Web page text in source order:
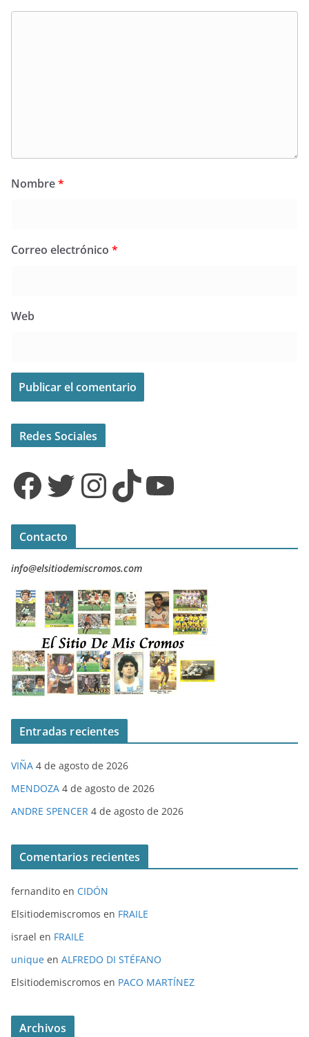
Nombre*
Correo electrónico *
Web
Redes Sociales
Facebook Twitter InstagramTikTok YouTube
Contacto
info@elsitiodemiscromos.com
Entradas recientes
VIÑA 4 de agosto de 2026
MENDOZA 4 de agosto de 2026
ANDRE SPENCER 4 de agosto de 2026
Comentarios recientes
fernandito en CIDÓN
Elsitiodemiscromos en FRAILE
israel en FRAILE
unique en ALFREDO DI STÉFANO
Elsitiodemiscromos en PACO MARTÍNEZ
Archivos